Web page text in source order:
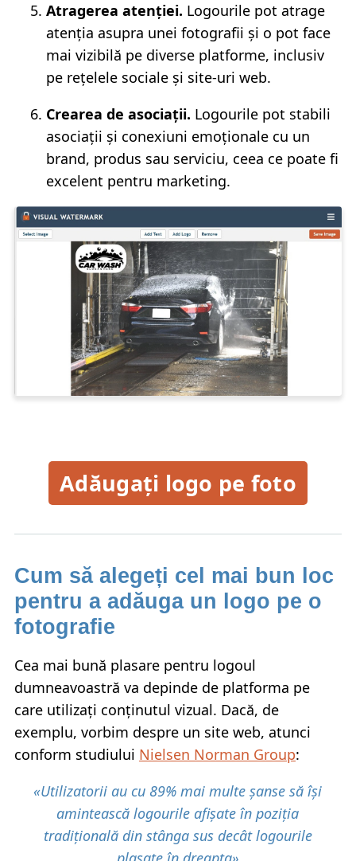
Atragerea atenției. Logourile pot atrage
atenția asupra unei fotografii și o pot face
mai vizibilă pe diverse platforme, inclusiv
pe rețelele sociale și site-uri web.
Crearea de asociații. Logourile pot stabili
asociații și conexiuni emoționale cu un
brand, produs sau serviciu, ceea ce poate fi
excelent pentru marketing.
Adăugați logo pe foto
Cum să alegeți cel mai bun loc
pentru a adăuga un logo pe o
fotografie
Cea mai bună plasare pentru logoul
dumneavoastră va depinde de platforma pe
care utilizați conținutul vizual. Dacă, de
exemplu, vorbim despre un site web, atunci
conform studiului Nielsen Norman Group:
«Utilizatorii au cu 89% mai multe șanse să își
amintească logourile afișate în poziția
tradițională din stânga sus decât logourile